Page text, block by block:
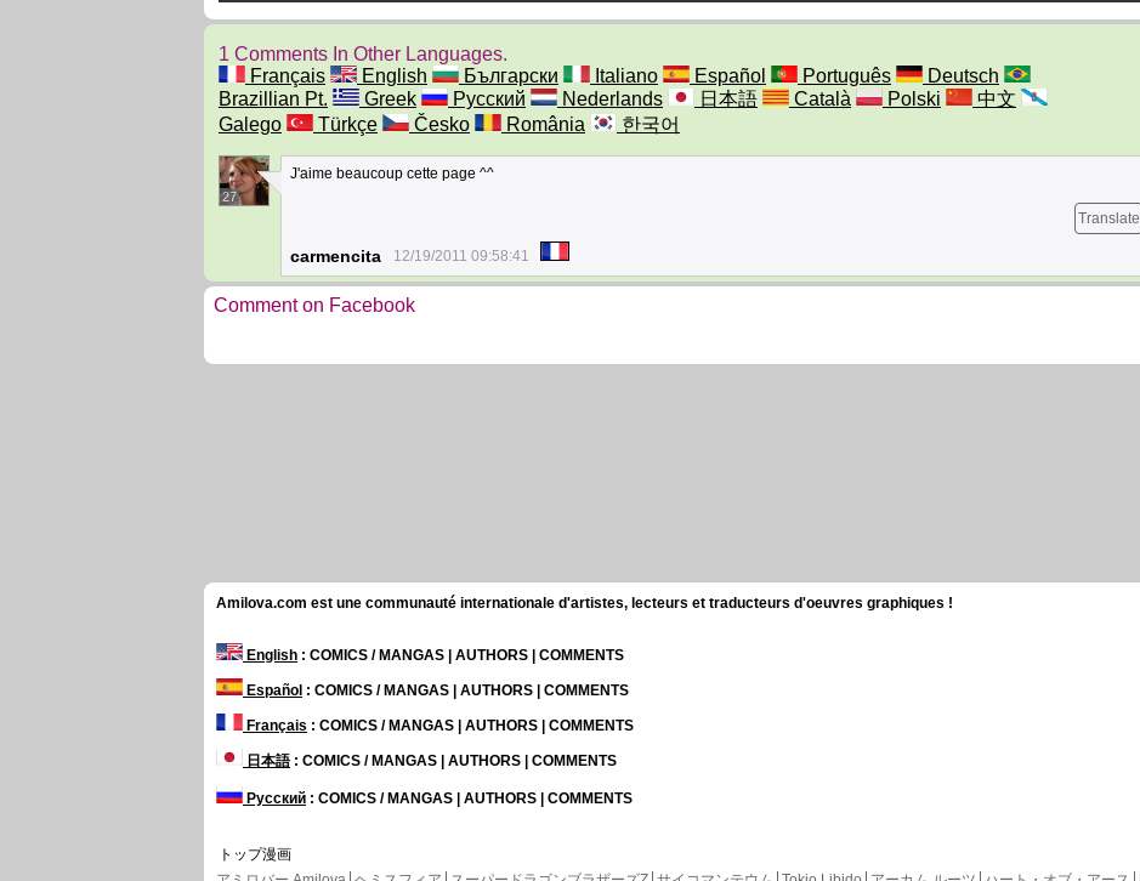
1 Comments In Other Languages.
Français
English Български Italiano Español Português
Deutsch
Brazillian Pt.
Greek Русский Nederlands 日本語 Català Polski
中文
Galego
Türkçe Česko România 한국어
27
J'aime beaucoup cette page ^^
Translate
carmencita 12/19/2011 09:58:41
Comment on Facebook
Amilova.com est une communauté internationale d'artistes, lecteurs et traducteurs d'oeuvres graphiques !
English : COMICS / MANGAS | AUTHORS | COMMENTS
Español : COMICS / MANGAS | AUTHORS | COMMENTS
Français : COMICS / MANGAS | AUTHORS | COMMENTS
日本語: COMICS / MANGAS | AUTHORS | COMMENTS
Русский : COMICS / MANGAS | AUTHORS | COMMENTS
トップ漫画